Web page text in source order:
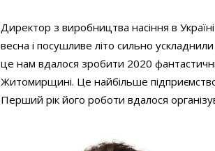
Директор з виробництва насіння в
весна і посушливе літо сильно
це нам вдалося зробити 2020
Житомирщині. Це найбільше підприємство
Перший рік його роботи вдалося